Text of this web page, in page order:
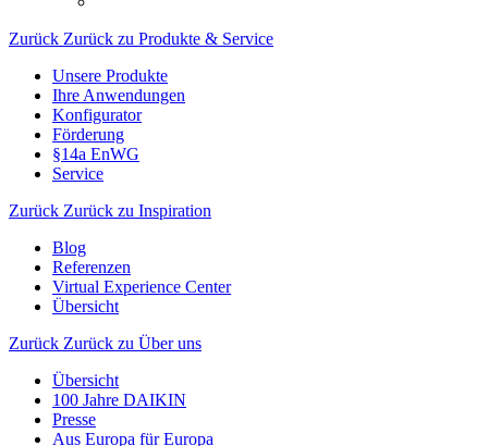
Zurück Zurück zu Produkte & Service
Unsere Produkte
Ihre Anwendungen
Konfigurator
Förderung
§14a EnWG
Service
Zurück Zurück zu Inspiration
Blog
Referenzen
Virtual Experience Center
Übersicht
Zurück Zurück zu Über uns
Übersicht
100 Jahre DAIKIN
Presse
Aus Europa für Europa